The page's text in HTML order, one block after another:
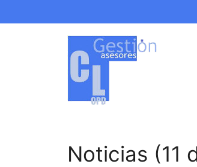
al
Noticias (11